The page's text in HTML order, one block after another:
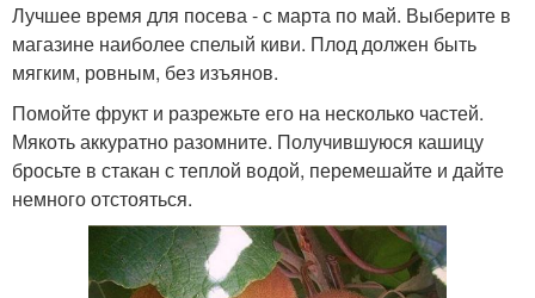
Лучшее время для посева - с марта по май. Выберите в
магазине наиболее спелый киви. Плод должен быть
мягким, ровным, без изъянов.
Помойте фрукт и разрежьте его на несколько частей.
Мякоть аккуратно разомните. Получившуюся кашицу
бросьте в стакан с теплой водой, перемешайте и дайте
немного отстояться.